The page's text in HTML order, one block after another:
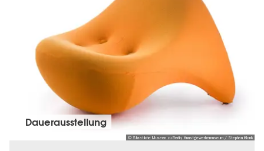
© Staatliche Museen zu Berlin, Kunstgewerbemuseum / Stephan Klonk
Dauer­aus­stel­lung